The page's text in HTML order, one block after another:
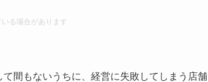
る場合があります
間もないうちに、経営に失敗してしまう店舗